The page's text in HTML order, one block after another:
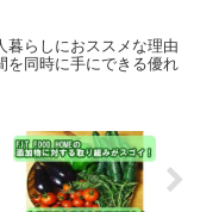
暮らしにおススメな理由
を同時に手にできる優れ